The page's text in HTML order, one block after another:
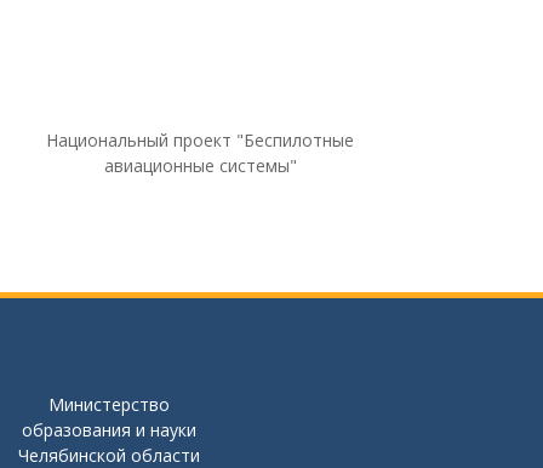
Национальный проект "Беспилотные
авиационные системы"
Министерство
образования и науки
Челябинской области